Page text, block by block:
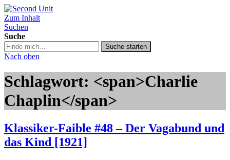
Second Unit
Zum Inhalt
Suchen
Suche
Suche
in
podcast.de/
Suche starten
Nach oben
Schlagwort: <span>Charlie
Chaplin</span>
Klassiker-Faible #48 – Der Vagabund und
das Kind [1921]